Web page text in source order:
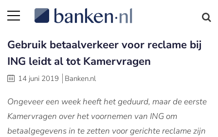
Gebruik betaalverkeer voor reclame bij
ING leidt al tot Kamervragen
14 juni 2019 Banken.nl
Ongeveer een week heeft het geduurd, maar de eerste
Kamervragen over het voornemen van ING om
betaalgegevens in te zetten voor gerichte reclame zijn